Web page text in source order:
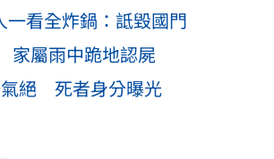
看全炸鍋：詆毀國門
家屬雨中跪地認屍
氣絕 死者身分曝光